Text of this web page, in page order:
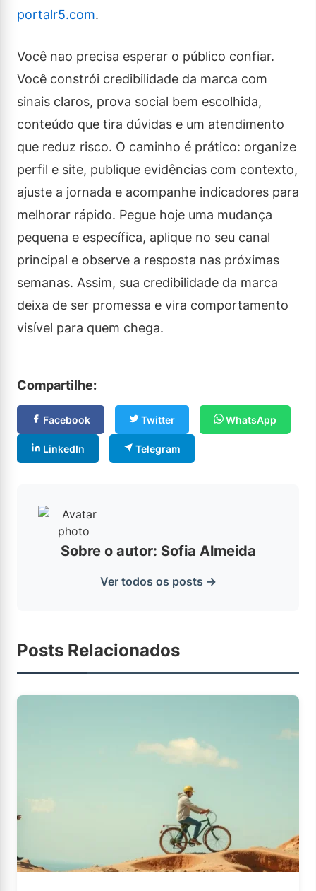
portalr5.com.
Você nao precisa esperar o público confiar.
Você constrói credibilidade da marca com
sinais claros, prova social bem escolhida,
conteúdo que tira dúvidas e um atendimento
que reduz risco. O caminho é prático: organize
perfil e site, publique evidências com contexto,
ajuste a jornada e acompanhe indicadores para
melhorar rápido. Pegue hoje uma mudança
pequena e específica, aplique no seu canal
principal e observe a resposta nas próximas
semanas. Assim, sua credibilidade da marca
deixa de ser promessa e vira comportamento
visível para quem chega.
Compartilhe:
Facebook Twitter WhatsApp
LinkedIn Telegram
Sobre o autor: Sofia Almeida
Ver todos os posts →
Posts Relacionados